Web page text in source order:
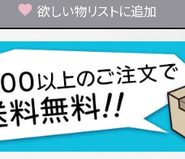
欲しい物リストに追加